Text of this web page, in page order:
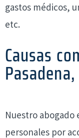
gastos médicos,
etc.
Causas
Pasadena,
Nuestro abogado
personales por